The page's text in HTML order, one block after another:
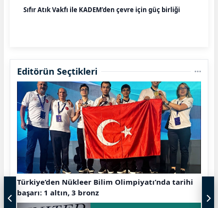
Sıfır Atık Vakfı ile KADEM’den çevre için güç birliği
Editörün Seçtikleri
Türkiye’den Nükleer Bilim Olimpiyatı’nda tarihi
başarı: 1 altın, 3 bronz